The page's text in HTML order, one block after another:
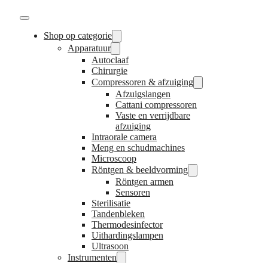
Shop op categorie
Apparatuur
Autoclaaf
Chirurgie
Compressoren & afzuiging
Afzuigslangen
Cattani compressoren
Vaste en verrijdbare
afzuiging
Intraorale camera
Meng en schudmachines
Microscoop
Röntgen & beeldvorming
Röntgen armen
Sensoren
Sterilisatie
Tandenbleken
Thermodesinfector
Uithardingslampen
Ultrasoon
Instrumenten